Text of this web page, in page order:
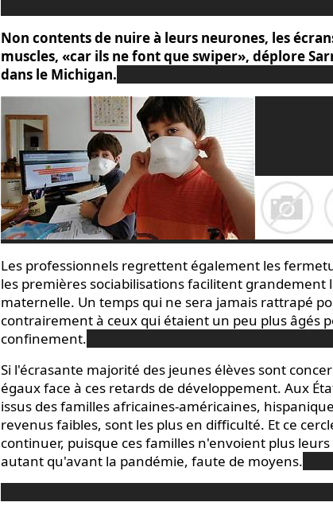
Non contents de nuire à leurs neurones, les
muscles, «car ils ne font que swiper», déplore
dans le Michigan.
Les professionnels regrettent également les
les premières sociabilisations facilitent grandement
maternelle. Un temps qui ne sera jamais rattrapé
contrairement à ceux qui étaient un peu plus âgés
confinement.
Si l'écrasante majorité des jeunes élèves sont
égaux face à ces retards de développement. Aux
issus des familles africaines-américaines,
revenus faibles, sont les plus en difficulté. Et ce
continuer, puisque ces familles n'envoient plus leurs
autant qu'avant la pandémie, faute de moyens.